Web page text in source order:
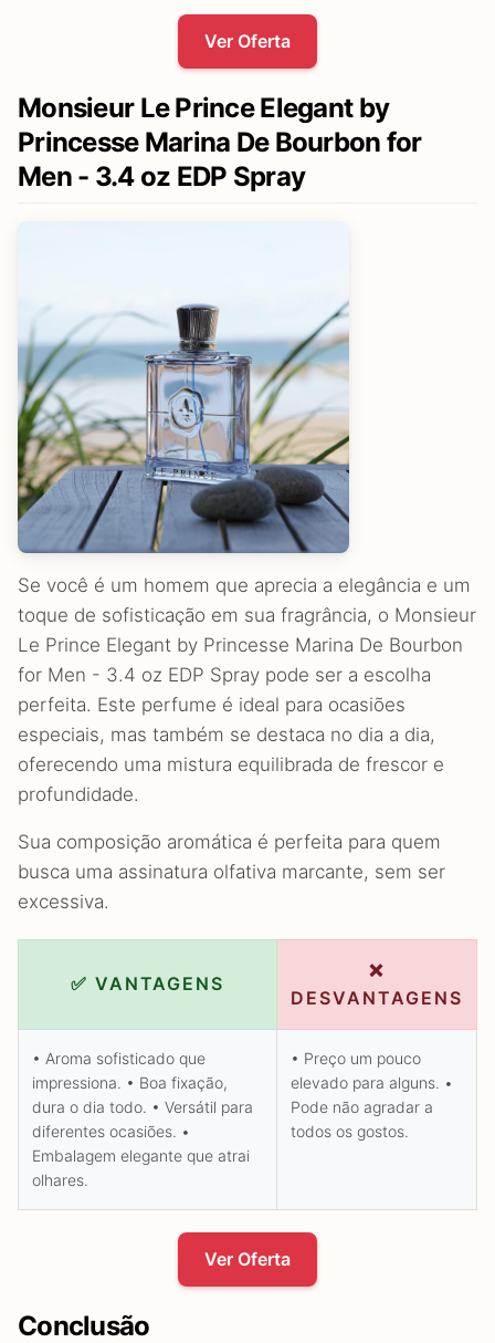
Ver Oferta
Monsieur Le Prince Elegant by
Princesse Marina De Bourbon for
Men - 3.4 oz EDP Spray
Se você é um homem que aprecia a elegância e um
toque de sofisticação em sua fragrância, o Monsieur
Le Prince Elegant by Princesse Marina De Bourbon
for Men - 3.4 oz EDP Spray pode ser a escolha
perfeita. Este perfume é ideal para ocasiões
especiais, mas também se destaca no dia a dia,
oferecendo uma mistura equilibrada de frescor e
profundidade.
Sua composição aromática é perfeita para quem
busca uma assinatura olfativa marcante, sem ser
excessiva.
✅ VANTAGENS
❌
DESVANTAGENS
• Aroma sofisticado que
impressiona. • Boa fixação,
dura o dia todo. • Versátil para
diferentes ocasiões. •
Embalagem elegante que atrai
olhares.
• Preço um pouco
elevado para alguns. •
Pode não agradar a
todos os gostos.
Ver Oferta
Conclusão